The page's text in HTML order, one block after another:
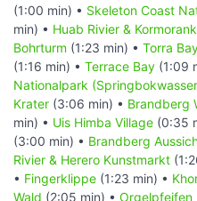
(1:00 min) • Skeleton Coast
min) • Huab Rivier &
Bohrturm (1:23 min) • Torra
(1:16 min) • Terrace Bay (1:09
Nationalpark
Krater (3:06 min) • Brandberg
min) • Uis Himba Village (0:35
(3:00 min) • Brandberg
Rivier & Herero Kunstmarkt
• Fingerklippe (1:23 min) •
Wald (2:05 min) • Orgelpfeifen